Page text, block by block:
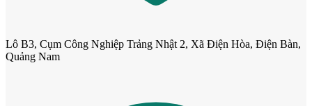
Lô B3, Cụm Công Nghiệp Trảng Nhật 2, Xã Điện Hòa, Điện Bàn,
Quảng Nam